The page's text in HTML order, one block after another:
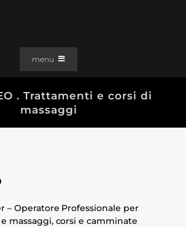
menu
SOLUZIONI WEB
. Trattamenti e corsi di
massaggi
– Operatore Professionale per
massaggi, corsi e camminate